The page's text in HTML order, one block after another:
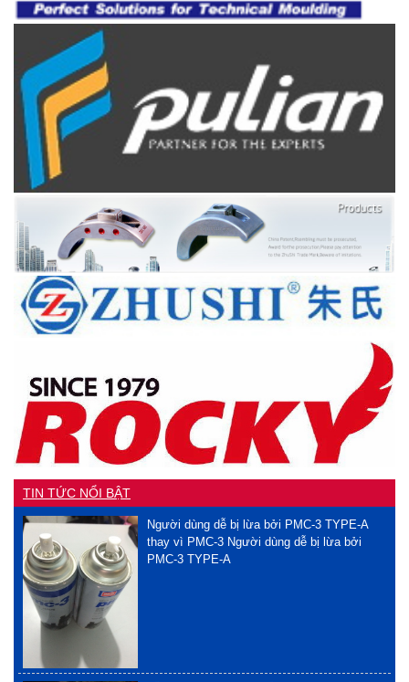
TIN TỨC NỔI BẬT
Người dùng dễ bị lừa bởi PMC-3 TYPE-A
thay vì PMC-3 Người dùng dễ bị lừa bởi
PMC-3 TYPE-A